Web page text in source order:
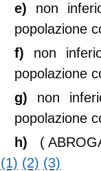
e) non
popolazione
f) non
popolazione
g) non
popolazione
h) (
(1) (2) (3)